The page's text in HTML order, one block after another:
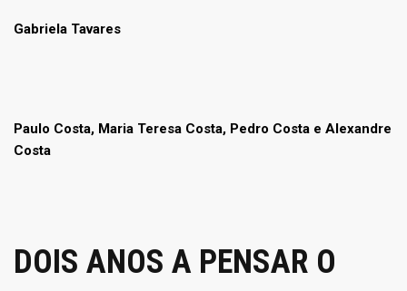
Gabriela Tavares
Paulo Costa, Maria Teresa Costa, Pedro Costa e Alexandre
Costa
DOIS ANOS A PENSAR O